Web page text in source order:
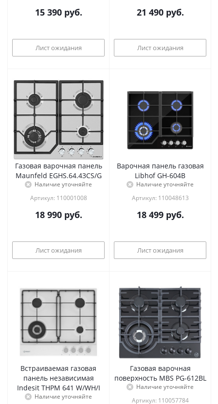
15 390руб.
Лист ожидания
21 490руб.
Лист ожидания
Газовая варочная панель
Maunfeld EGHS.64.43CS/G
Наличие уточняйте
Артикул: 110001008
18 990руб.
Лист ожидания
Варочная панель газовая
Libhof GH-604B
Наличие уточняйте
Артикул: 110048613
18 499руб.
Лист ожидания
Встраиваемая газовая
панель независимая
Indesit THPM 641 W/WH/I
Наличие уточняйте
Газовая варочная
поверхность MBS PG-612BL
Наличие уточняйте
Артикул: 110057784